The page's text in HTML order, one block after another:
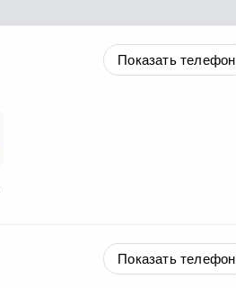
Показать телефон
Показать телефон